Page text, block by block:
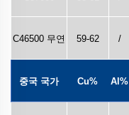
C46500 무연 59-62 /
중국 국가 Cu% Al%